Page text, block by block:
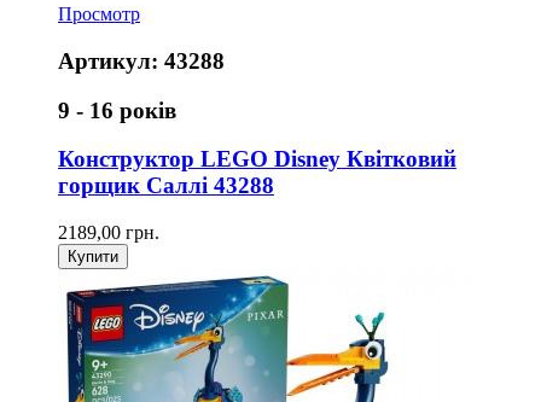
Просмотр
Артикул: 43288
9 - 16 років
Конструктор LEGO Disney Квітковий
горщик Саллі 43288
2189,00 грн.
Купити